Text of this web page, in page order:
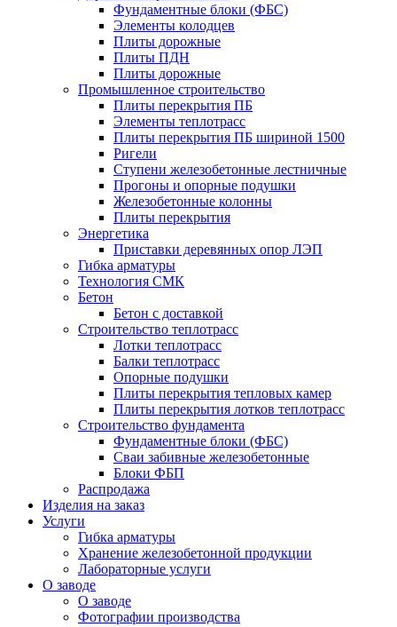
Фундаментные блоки (ФБС)
Элементы колодцев
Плиты дорожные
Плиты ПДН
Плиты дорожные
Промышленное строительство
Плиты перекрытия ПБ
Элементы теплотрасс
Плиты перекрытия ПБ шириной 1500
Ригели
Ступени железобетонные лестничные
Прогоны и опорные подушки
Железобетонные колонны
Плиты перекрытия
Энергетика
Приставки деревянных опор ЛЭП
Гибка арматуры
Технология СМК
Бетон
Бетон с доставкой
Строительство теплотрасс
Лотки теплотрасс
Балки теплотрасс
Опорные подушки
Плиты перекрытия тепловых камер
Плиты перекрытия лотков теплотрасс
Строительство фундамента
Фундаментные блоки (ФБС)
Сваи забивные железобетонные
Блоки ФБП
Распродажа
Изделия на заказ
Услуги
Гибка арматуры
Хранение железобетонной продукции
Лабораторные услуги
О заводе
О заводе
Фотографии производства